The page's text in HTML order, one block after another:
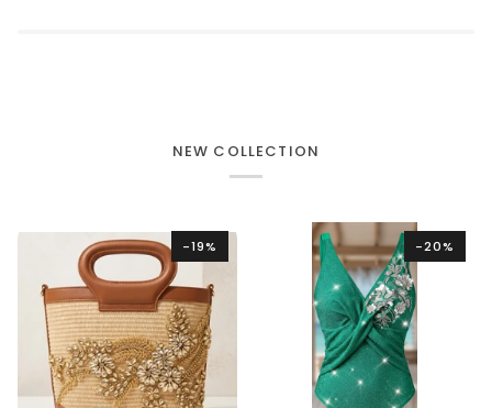
NEW COLLECTION
-19% -20%